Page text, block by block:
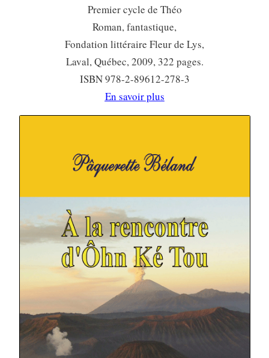
Premier cycle de Théo
Roman, fantastique,
Fondation littéraire Fleur de Lys,
Laval, Québec, 2009, 322 pages.
ISBN 978-2-89612-278-3
En savoir plus